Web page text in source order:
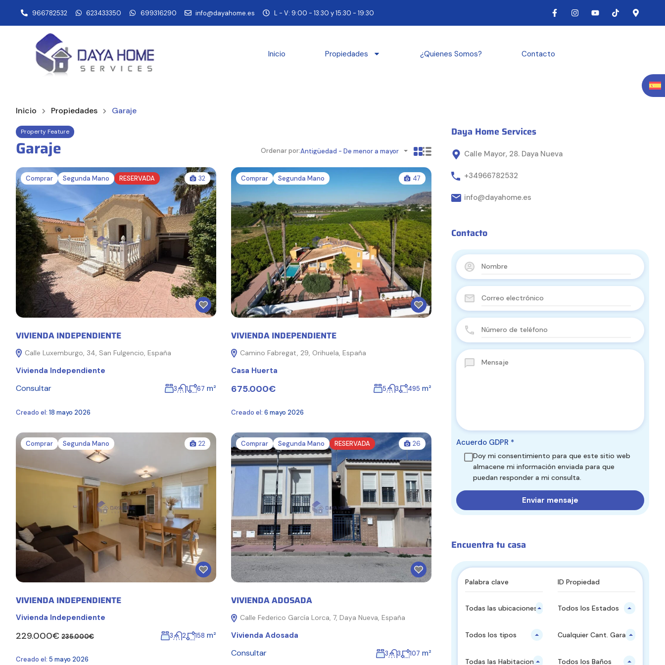
966782532 623433350 699316290 info@dayahome.es L - V: 9:00 - 13:30 y 15:30 - 19:30
Inicio Propiedades ¿Quienes Somos? Contacto
Inicio Propiedades Garaje
Property Feature
Garaje Ordenar por:Antigüedad - De menor a mayor
Comprar Segunda Mano RESERVADA 32
VIVIENDA INDEPENDIENTE
Calle Luxemburgo, 34, San Fulgencio, España
Vivienda Independiente
Consultar 3 1 67 m²
Creado el: 18 mayo 2026
Comprar Segunda Mano 47
VIVIENDA INDEPENDIENTE
Camino Fabregat, 29, Orihuela, España
Casa Huerta
675.000€ 5 3 495 m²
Creado el: 6 mayo 2026
Comprar Segunda Mano 22
VIVIENDA INDEPENDIENTE
Vivienda Independiente
229.000€ 235.000€ 3 2 158 m²
Creado el: 5 mayo 2026
Comprar Segunda Mano RESERVADA 26
VIVIENDA ADOSADA
Calle Federico García Lorca, 7, Daya Nueva, España
Vivienda Adosada
Consultar 3 3 107 m²
Daya Home Services
Calle Mayor, 28. Daya Nueva
+34966782532
info@dayahome.es
Contacto
Acuerdo GDPR *
Doy mi consentimiento para que este sitio web
almacene mi información enviada para que
puedan responder a mi consulta.
Encuentra tu casa
Todas las ubicaciones principalesTodos los Estados
Todos los tipos Cualquier Cant. Garajes
Todas las Habitaciones Todos los Baños